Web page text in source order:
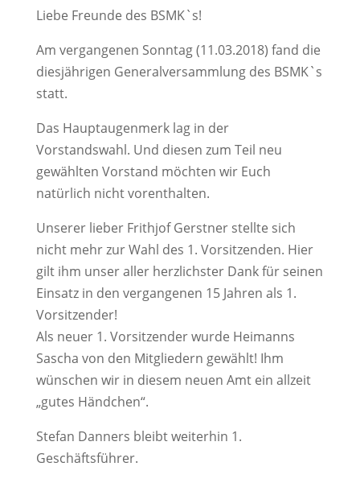
Liebe Freunde des BSMK`s!
Am vergangenen Sonntag (11.03.2018) fand die
diesjährigen Generalversammlung des BSMK`s
statt.
Das Hauptaugenmerk lag in der
Vorstandswahl. Und diesen zum Teil neu
gewählten Vorstand möchten wir Euch
natürlich nicht vorenthalten.
Unserer lieber Frithjof Gerstner stellte sich
nicht mehr zur Wahl des 1. Vorsitzenden. Hier
gilt ihm unser aller herzlichster Dank für seinen
Einsatz in den vergangenen 15 Jahren als 1.
Vorsitzender!
Als neuer 1. Vorsitzender wurde Heimanns
Sascha von den Mitgliedern gewählt! Ihm
wünschen wir in diesem neuen Amt ein allzeit
„gutes Händchen“.
Stefan Danners bleibt weiterhin 1.
Geschäftsführer.